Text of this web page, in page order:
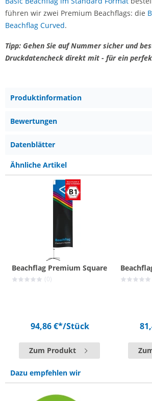
führen wir zwei Premium Beachflags: die
Beachflag Curved.
Tipp: Gehen Sie auf Nummer sicher und
Druckdatencheck direkt mit - für ein
Produktinformation
Bewertungen
Datenblätter
Ähnliche Artikel
Beachflag Premium Square
(0)
94,86 €*/Stück
Zum Produkt
Dazu empfehlen wir